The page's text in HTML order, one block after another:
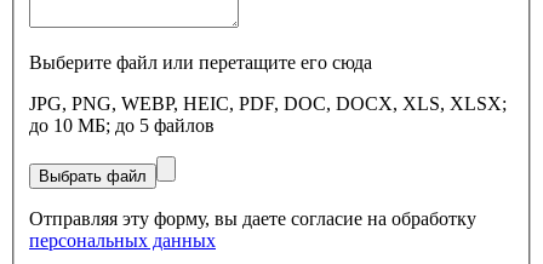
Выберите файл или перетащите его сюда
JPG, PNG, WEBP, HEIC, PDF, DOC, DOCX, XLS, XLSX;
до 10 МБ; до 5 файлов
Выбрать файл
Отправляя эту форму, вы даете согласие на обработку
персональных данных